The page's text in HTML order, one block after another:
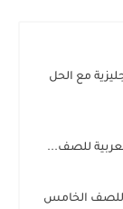
مع الحل
للصف...
للصف الخامس